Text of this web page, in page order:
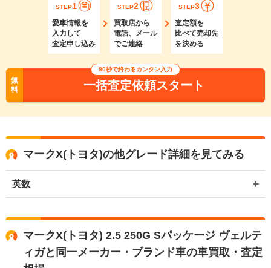
STEP1
愛車情報を
入力して
査定申し込み
STEP2
買取店から
電話、メール
でご連絡
STEP3
査定額を
比べて売却先
を決める
無
料
90秒で終わるカンタン入力
一括査定依頼スタート
マークX(トヨタ)の他グレード詳細を見てみる
英数
マークX(トヨタ) 2.5 250G Sパッケージ ヴェルテ
ィガと同一メーカー・ブランド車の車買取・査定